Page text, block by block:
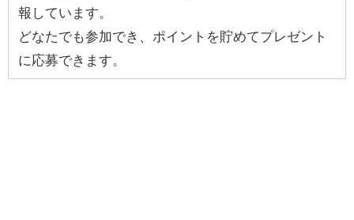
報しています。
どなたでも参加でき、ポイントを貯めてプレゼント
に応募できます。